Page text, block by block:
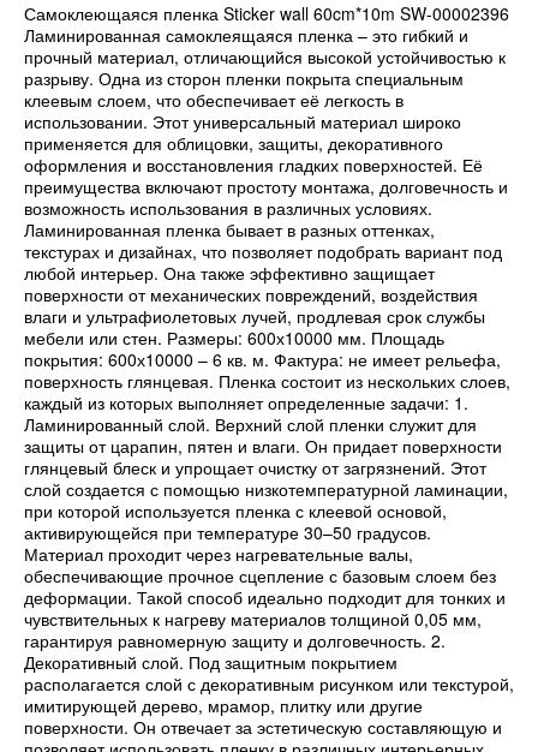
Самоклеющаяся пленка Sticker wall 60cm*10m SW-00002396
Ламинированная самоклеящаяся пленка – это гибкий и
прочный материал, отличающийся высокой устойчивостью к
разрыву. Одна из сторон пленки покрыта специальным
клеевым слоем, что обеспечивает её легкость в
использовании. Этот универсальный материал широко
применяется для облицовки, защиты, декоративного
оформления и восстановления гладких поверхностей. Её
преимущества включают простоту монтажа, долговечность и
возможность использования в различных условиях.
Ламинированная пленка бывает в разных оттенках,
текстурах и дизайнах, что позволяет подобрать вариант под
любой интерьер. Она также эффективно защищает
поверхности от механических повреждений, воздействия
влаги и ультрафиолетовых лучей, продлевая срок службы
мебели или стен. Размеры: 600х10000 мм. Площадь
покрытия: 600х10000 – 6 кв. м. Фактура: не имеет рельефа,
поверхность глянцевая. Пленка состоит из нескольких слоев,
каждый из которых выполняет определенные задачи: 1.
Ламинированный слой. Верхний слой пленки служит для
защиты от царапин, пятен и влаги. Он придает поверхности
глянцевый блеск и упрощает очистку от загрязнений. Этот
слой создается с помощью низкотемпературной ламинации,
при которой используется пленка с клеевой основой,
активирующейся при температуре 30–50 градусов.
Материал проходит через нагревательные валы,
обеспечивающие прочное сцепление с базовым слоем без
деформации. Такой способ идеально подходит для тонких и
чувствительных к нагреву материалов толщиной 0,05 мм,
гарантируя равномерную защиту и долговечность. 2.
Декоративный слой. Под защитным покрытием
располагается слой с декоративным рисунком или текстурой,
имитирующей дерево, мрамор, плитку или другие
поверхности. Он отвечает за эстетическую составляющую и